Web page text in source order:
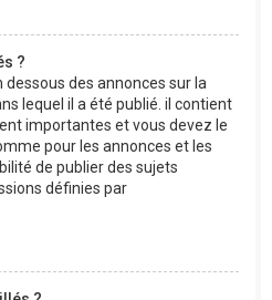
?
des annonces sur la
lequel il a été publié. il contient
importantes et vous devez le
pour les annonces et les
de publier des sujets
définies par